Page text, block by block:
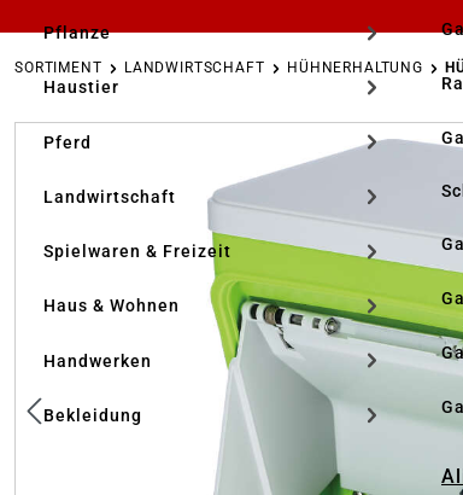
Pflanze
Haustier
Pferd
Landwirtschaft
Spielwaren & Freizeit
Haus & Wohnen
Handwerken
Bekleidung
SORTIMENT LANDWIRTSCHAFT HÜHNERHALTUNG
Bildergalerie überspringen